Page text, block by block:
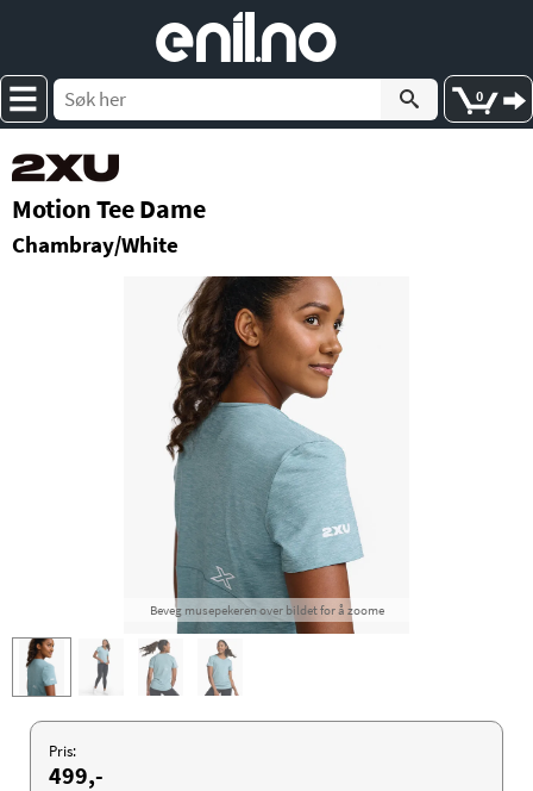
enil no
0
Motion Tee Dame
Chambray/White
Beveg musepekeren over bildet for å zoome
Pris:
499,-